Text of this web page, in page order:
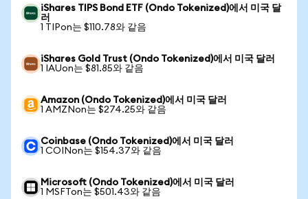
iShares TIPS Bond ETF (Ondo Tokenized)에서 미국 달
러
1 TIPon는 $110.78와 같음
iShares Gold Trust (Ondo Tokenized)에서 미국 달러
1 IAUon는 $81.85와 같음
Amazon (Ondo Tokenized)에서 미국 달러
1 AMZNon는 $274.25와 같음
Coinbase (Ondo Tokenized)에서 미국 달러
1 COINon는 $154.37와 같음
Microsoft (Ondo Tokenized)에서 미국 달러
1 MSFTon는 $501.43와 같음